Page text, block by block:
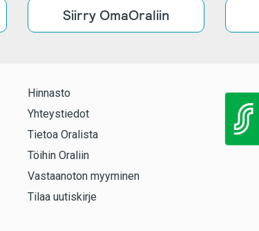
Siirry OmaOraliin
Hinnasto
Yhteystiedot
Tietoa Oralista
Töihin Oraliin
Vastaanoton myyminen
Tilaa uutiskirje